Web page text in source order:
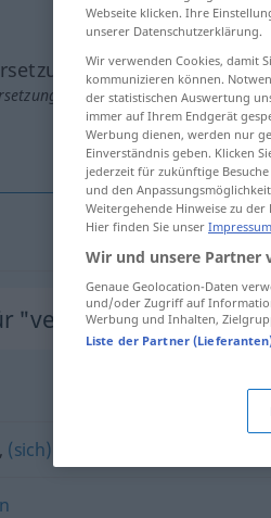
anklicken/antippen)
"verringern"
, (sich) neigen
Webseite klicken. Ihre
unserer Datenschutzerklärung.
Wir verwenden Cookies, damit
kommunizieren können.
der statistischen Auswertung
immer auf Ihrem Endgerät
Werbung dienen, werden nur
Einverständnis geben. Klicken
jederzeit für zukünftige
und den
Weitergehende Hinweise zu
Hier finden Sie unser Impressum
Wir und unsere Partner
Genaue Geolocation-Daten
und/oder Zugriff auf
Werbung und Inhalten,
Liste der Partner